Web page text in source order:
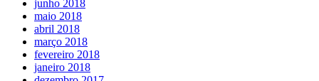
junho 2018
maio 2018
abril 2018
março 2018
fevereiro 2018
janeiro 2018